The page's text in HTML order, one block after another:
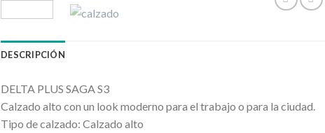
DESCRIPCIÓN
DELTA PLUS SAGA S3
Calzado alto con un look moderno para el trabajo o para la ciudad.
Tipo de calzado: Calzado alto